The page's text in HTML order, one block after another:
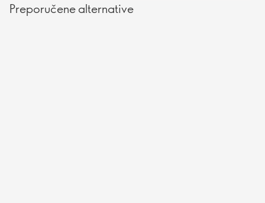
Preporučene alternative